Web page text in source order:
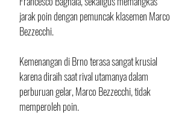
jarak poin dengan pemuncak klasemen Marco
Bezzecchi.
Kemenangan di Brno terasa sangat krusial
karena diraih saat rival utamanya dalam
perburuan gelar, Marco Bezzecchi, tidak
memperoleh poin.